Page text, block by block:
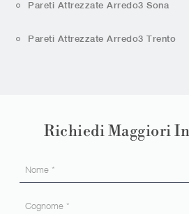
Pareti Attrezzate Arredo3 Sona
Pareti Attrezzate Arredo3 Trento
Richiedi Maggiori